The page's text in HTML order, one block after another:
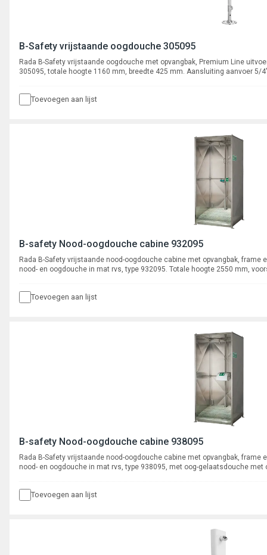
B-Safety vrijstaande oogdouche 305095
Rada B-Safety vrijstaande oogdouche met opvangbak, Premium Line
305095, totale hoogte 1160 mm, breedte 425 mm. Aansluiting aanvoer 5/
Toevoegen aan lijst
B-safety Nood-oogdouche cabine 932095
Rada B-Safety vrijstaande nood-oogdouche cabine met opvangbak, frame
nood- en oogdouche in mat rvs, type 932095. Totale hoogte 2550 mm,
Toevoegen aan lijst
B-safety Nood-oogdouche cabine 938095
Rada B-Safety vrijstaande nood-oogdouche cabine met opvangbak, frame
nood- en oogdouche in mat rvs, type 938095, met oog-gelaatsdouche met
Toevoegen aan lijst